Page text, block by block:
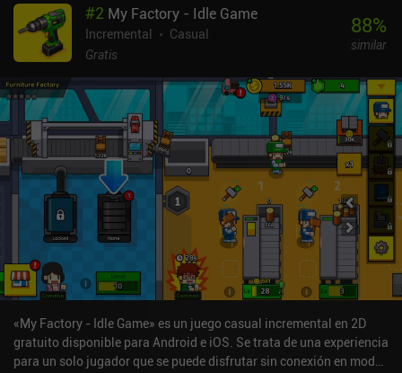
pocos anuncios incentivados e iAPs para algunas funciones extra
y para progresar más rápido. Afortunadamente, nada de esto
parece necesario. Es uno de los mejores juegos ociosos que he
jugado en mucho tiempo, así que es una recomendación fácil.
#2 My Factory - Idle Game
Incremental
Casual
Gratis
88%
similar
«My Factory - Idle Game» es un juego casual incremental en 2D
gratuito disponible para Android e iOS. Se trata de una experiencia
para un solo jugador que se puede disfrutar sin conexión en modo